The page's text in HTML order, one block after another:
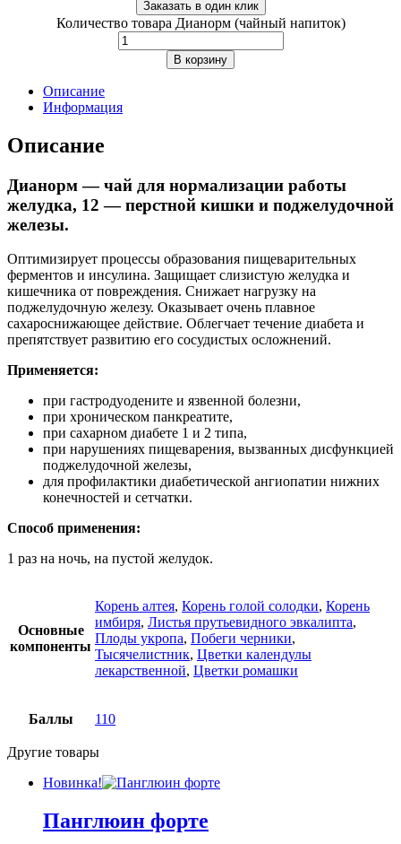
Заказать в один клик
Количество товара Дианорм (чайный напиток)
В корзину
Описание
Информация
Описание
Дианорм — чай для нормализации работы
желудка, 12 — перстной кишки и поджелудочной
железы.
Оптимизирует процессы образования пищеварительных
ферментов и инсулина. Защищает слизистую желудка и
кишечника от повреждения. Снижает нагрузку на
поджелудочную железу. Оказывает очень плавное
сахароснижающее действие. Облегчает течение диабета и
препятствует развитию его сосудистых осложнений.
Применяется:
при гастродуодените и язвенной болезни,
при хроническом панкреатите,
при сахарном диабете 1 и 2 типа,
при нарушениях пищеварения, вызванных дисфункцией
поджелудочной железы,
для профилактики диабетической ангиопатии нижних
конечностей и сетчатки.
Способ применения:
1 раз на ночь, на пустой желудок.
Основные
компоненты
Корень алтея, Корень голой солодки, Корень
имбиря, Листья прутьевидного эвкалипта,
Плоды укропа, Побеги черники,
Тысячелистник, Цветки календулы
лекарственной, Цветки ромашки
Баллы 110
Другие товары
Новинка!
Панглюин форте